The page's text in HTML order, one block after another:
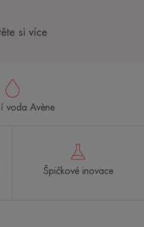
si více
voda Avène
Špičkové inovace